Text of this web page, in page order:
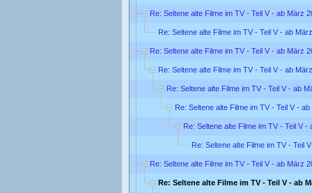
Re: Seltene alte Filme im TV - Teil V - ab März
Re: Seltene alte Filme im TV - Teil V - ab
Re: Seltene alte Filme im TV - Teil V - ab März
Re: Seltene alte Filme im TV - Teil V - ab
Re: Seltene alte Filme im TV - Teil V - ab
Re: Seltene alte Filme im TV - Teil V -
Re: Seltene alte Filme im TV - Teil V -
Re: Seltene alte Filme im TV - Teil
Re: Seltene alte Filme im TV - Teil V - ab März
Re: Seltene alte Filme im TV - Teil V - ab